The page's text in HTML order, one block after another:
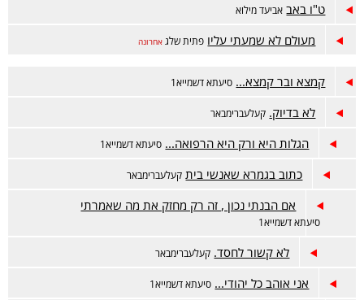
ט"ו באב אביעד מילוא
מעולם לא שמעתי עליו פתית שלג אחרונה
קמצא ובר קמצא... סיעתא דשמייא1
לא בדיוק. קעלעברימבאר
הגלות היא ורק היא הרפואה... סיעתא דשמייא1
כתוב בגמרא שאנשי בית קעלעברימבאר
אם הבנתי נכון , זה רק מחזק את מה שאמרתי
סיעתא דשמייא1
לא קשור לחסד. קעלעברימבאר
אני אוהב כל יהודי... סיעתא דשמייא1